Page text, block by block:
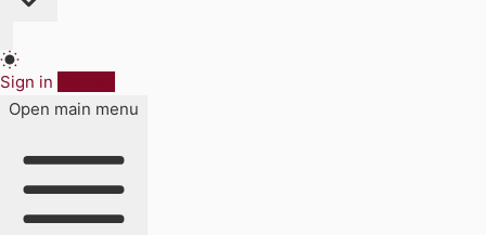
Sign in
Open main menu